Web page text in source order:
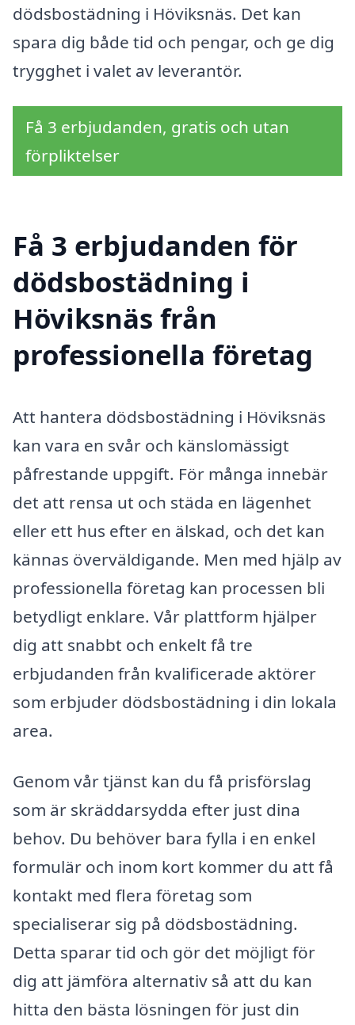
dödsbostädning i Höviksnäs. Det kan
spara dig både tid och pengar, och ge dig
trygghet i valet av leverantör.
Få 3 erbjudanden, gratis och utan
förpliktelser
Få 3 erbjudanden för
dödsbostädning i
Höviksnäs från
professionella företag
Att hantera dödsbostädning i Höviksnäs
kan vara en svår och känslomässigt
påfrestande uppgift. För många innebär
det att rensa ut och städa en lägenhet
eller ett hus efter en älskad, och det kan
kännas överväldigande. Men med hjälp av
professionella företag kan processen bli
betydligt enklare. Vår plattform hjälper
dig att snabbt och enkelt få tre
erbjudanden från kvalificerade aktörer
som erbjuder dödsbostädning i din lokala
area.
Genom vår tjänst kan du få prisförslag
som är skräddarsydda efter just dina
behov. Du behöver bara fylla i en enkel
formulär och inom kort kommer du att få
kontakt med flera företag som
specialiserar sig på dödsbostädning.
Detta sparar tid och gör det möjligt för
dig att jämföra alternativ så att du kan
hitta den bästa lösningen för just din